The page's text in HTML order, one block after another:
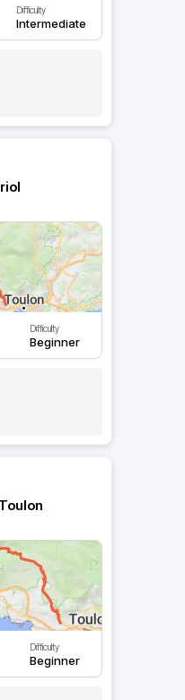
Difficulty
Intermediate
Difficulty
Beginner
Difficulty
Beginner